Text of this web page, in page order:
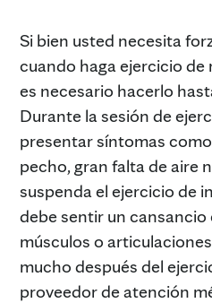
Si bien usted necesita
cuando haga ejercicio
es necesario hacerlo
Durante la sesión de
presentar síntomas
pecho, gran falta de aire
suspenda el ejercicio de
debe sentir un
músculos o
mucho después del
proveedor de atención